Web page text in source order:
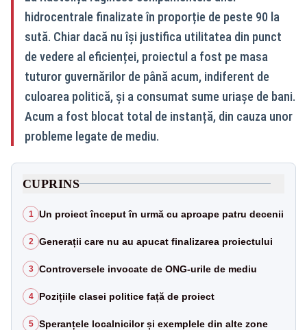
hidrocentrale finalizate în proporție de peste 90 la
sută. Chiar dacă nu își justifica utilitatea din punct
de vedere al eficienței, proiectul a fost pe masa
tuturor guvernărilor de până acum, indiferent de
culoarea politică, și a consumat sume uriașe de bani.
Acum a fost blocat total de instanță, din cauza unor
probleme legate de mediu.
CUPRINS
1 Un proiect început în urmă cu aproape patru decenii
2 Generații care nu au apucat finalizarea proiectului
3 Controversele invocate de ONG-urile de mediu
4 Pozițiile clasei politice față de proiect
5 Speranțele localnicilor și exemplele din alte zone